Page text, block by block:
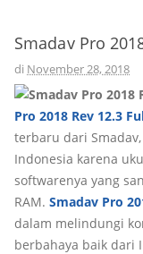
Smadav Pro
di November 28, 2018
Pro 2018 Rev 12.3
terbaru dari
Indonesia karena
softwarenya yang
RAM. Smadav Pro
dalam melindungi
berbahaya baik dari